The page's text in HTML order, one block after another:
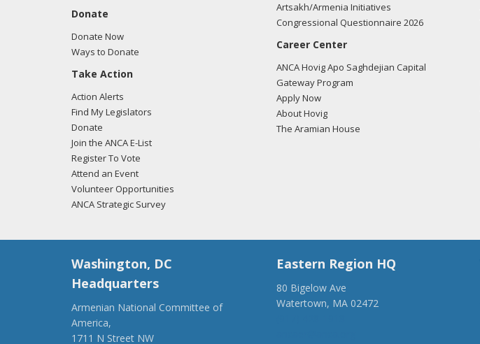
Donate
Donate Now
Ways to Donate
Take Action
Action Alerts
Find My Legislators
Donate
Join the ANCA E-List
Register To Vote
Attend an Event
Volunteer Opportunities
ANCA Strategic Survey
Artsakh/Armenia Initiatives
Congressional Questionnaire 2026
Career Center
ANCA Hovig Apo Saghdejian Capital
Gateway Program
Apply Now
About Hovig
The Aramian House
Washington, DC
Headquarters
Armenian National Committee of
America,
1711 N Street NW
Eastern Region HQ
80 Bigelow Ave
Watertown, MA 02472